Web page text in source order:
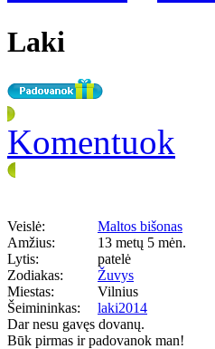
Laki
Komentuok
Veislė:
Maltos bišonas
Amžius:
13 metų 5 mėn.
Lytis:
patelė
Zodiakas:
Žuvys
Miestas:
Vilnius
Šeimininkas:
laki2014
Dar nesu gavęs dovanų.
Būk pirmas ir padovanok man!